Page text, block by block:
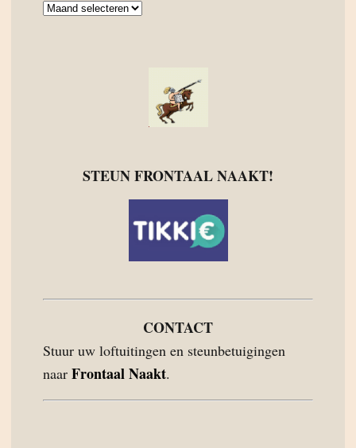
Archief
STEUN FRONTAAL NAAKT!
CONTACT
Stuur uw loftuitingen en steunbetuigingen
naar Frontaal Naakt.